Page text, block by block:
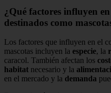
¿Qué factores influyen
destinados como
Los factores que influyen en el
mascotas incluyen la especie, la
caracol. También afectan los
habitat necesario y la
en el mercado y la demanda